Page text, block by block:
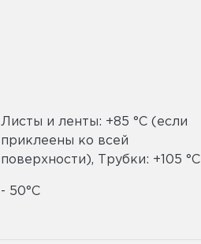
Листы и ленты: +85 °C (если
приклеены ко всей
поверхности), Трубки: +105 °C
- 50°C